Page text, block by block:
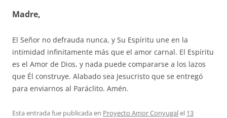
Madre,
El Señor no defrauda nunca, y Su Espíritu une en la
intimidad infinitamente más que el amor carnal. El Espíritu
es el Amor de Dios, y nada puede compararse a los lazos
que Él construye. Alabado sea Jesucristo que se entregó
para enviarnos al Paráclito. Amén.
Esta entrada fue publicada en Proyecto Amor Conyugalel 13